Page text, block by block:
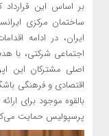
ساختمان مرکزی
ایران، در ادامه
اجتماعی شرکتی، با
اصلی مشترکان این
اقتصادی و فرهنگی
بالقوه موجود برای
پرسپولیس حمایت